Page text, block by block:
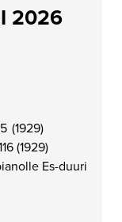
2026
(1929)
(1929)
Es-duuri